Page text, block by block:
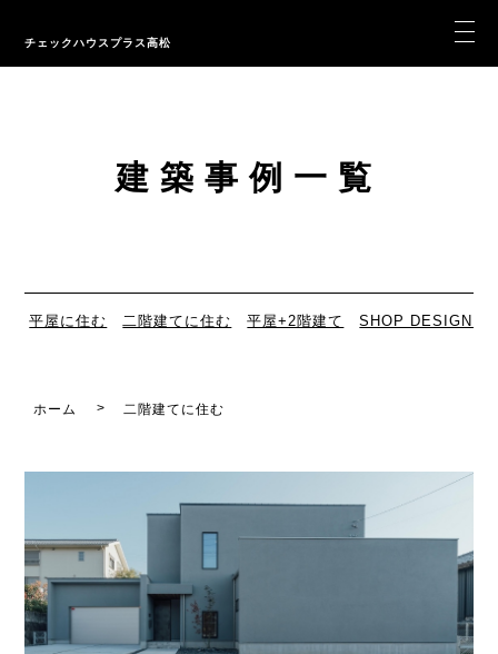
チェックハウスプラス高松
建築事例一覧
平屋に住む 二階建てに住む 平屋+2階建て SHOP DESIGN（
ホーム 二階建てに住む